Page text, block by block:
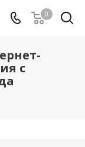
0
с